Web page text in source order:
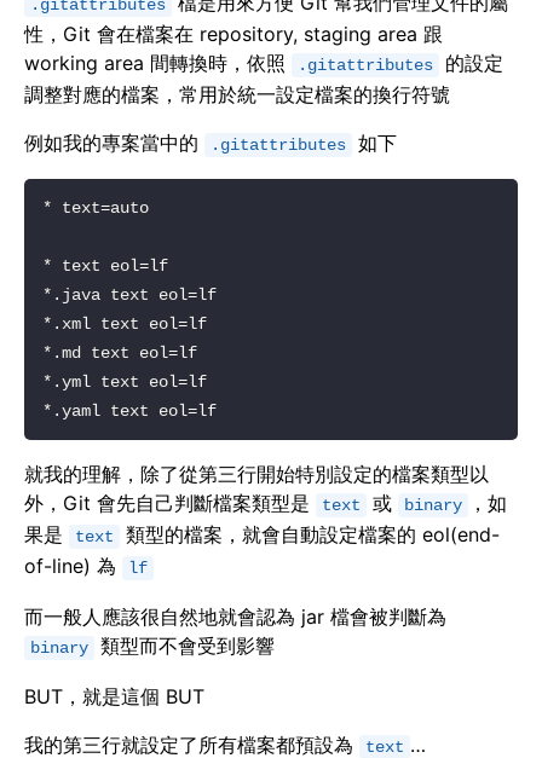
.gitattributes
性，Git 會在檔案在 repository, staging area 跟
working area 間轉換時，依照
.gitattributes
的設定
調整對應的檔案，常用於統一設定檔案的換行符號
例如我的專案當中的
.gitattributes 如下
就我的理解，除了從第三行開始特別設定的檔案類型以
外，Git 會先自己判斷檔案類型是
text 或 binary
，如
果是
text
類型的檔案，就會自動設定檔案的 eol(end-
of-line) 為
lf
而一般人應該很自然地就會認為 jar 檔會被判斷為
binary 類型而不會受到影響
BUT，就是這個 BUT
我的第三行就設定了所有檔案都預設為
text …